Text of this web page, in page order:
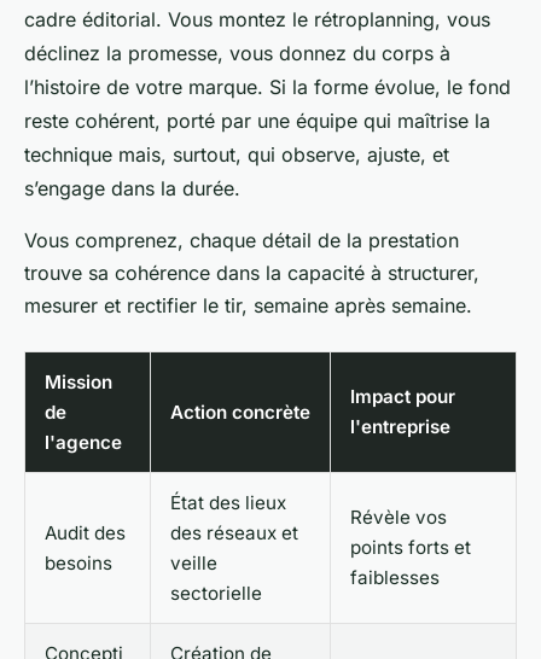
cadre éditorial. Vous montez le rétroplanning, vous
déclinez la promesse, vous donnez du corps à
l’histoire de votre marque. Si la forme évolue, le fond
reste cohérent, porté par une équipe qui maîtrise la
technique mais, surtout, qui observe, ajuste, et
s’engage dans la durée.
Vous comprenez, chaque détail de la prestation
trouve sa cohérence dans la capacité à structurer,
mesurer et rectifier le tir, semaine après semaine.
Mission
de
l'agence
Action concrète
Impact pour
l'entreprise
Audit des
besoins
État des lieux
des réseaux et
veille
sectorielle
Révèle vos
points forts et
faiblesses
Concepti Création de